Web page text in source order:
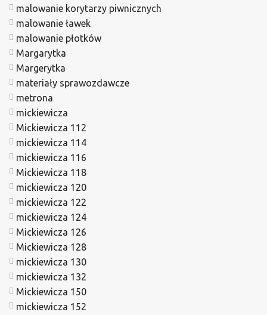
malowanie korytarzy piwnicznych
malowanie ławek
malowanie płotków
Margarytka
Margerytka
materiały sprawozdawcze
metrona
mickiewicza
Mickiewicza 112
mickiewicza 114
mickiewicza 116
Mickiewicza 118
mickiewicza 120
mickiewicza 122
mickiewicza 124
Mickiewicza 126
Mickiewicza 128
mickiewicza 130
mickiewicza 132
Mickiewicza 150
mickiewicza 152